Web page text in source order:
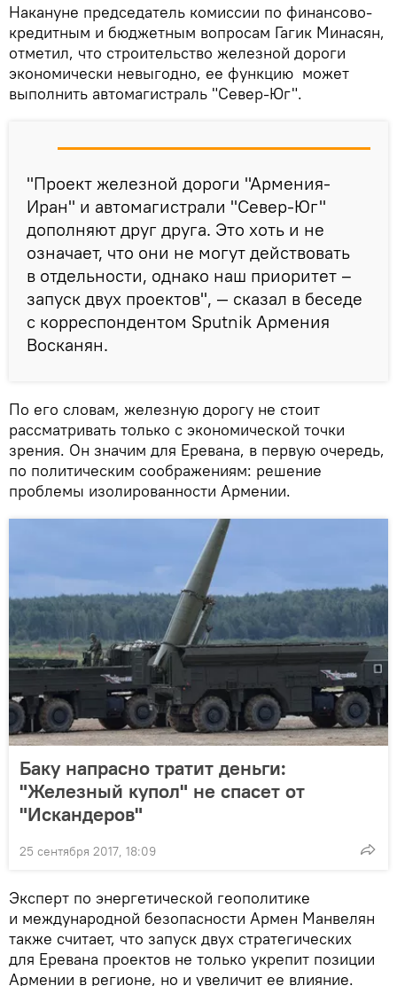
Накануне председатель комиссии по финансово-
кредитным и бюджетным вопросам Гагик Минасян,
отметил, что строительство железной дороги
экономически невыгодно, ее функцию может
выполнить автомагистраль "Север-Юг".
"Проект железной дороги "Армения-
Иран" и автомагистрали "Север-Юг"
дополняют друг друга. Это хоть и не
означает, что они не могут действовать
в отдельности, однако наш приоритет –
запуск двух проектов", — сказал в беседе
с корреспондентом Sputnik Армения
Восканян.
По его словам, железную дорогу не стоит
рассматривать только с экономической точки
зрения. Он значим для Еревана, в первую очередь,
по политическим соображениям: решение
проблемы изолированности Армении.
Баку напрасно тратит деньги:
"Железный купол" не спасет от
"Искандеров"
25 сентября 2017, 18:09
Эксперт по энергетической геополитике
и международной безопасности Армен Манвелян
также считает, что запуск двух стратегических
для Еревана проектов не только укрепит позиции
Армении в регионе, но и увеличит ее влияние.